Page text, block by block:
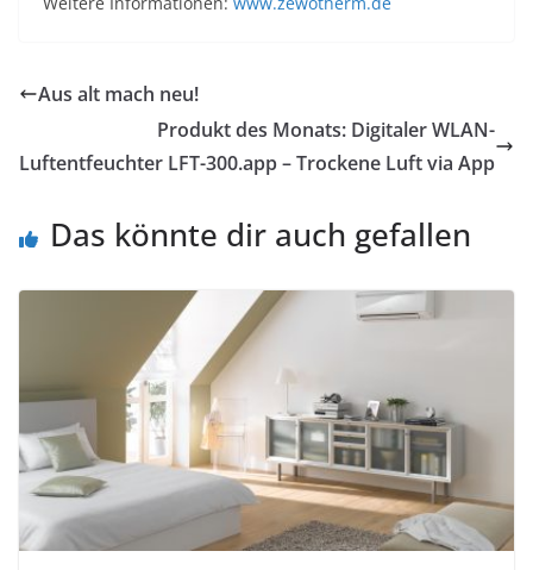
Aus alt mach neu!
Produkt des Monats: Digitaler WLAN-
Luftentfeuchter LFT-300.app – Trockene Luft via App
Das könnte dir auch gefallen